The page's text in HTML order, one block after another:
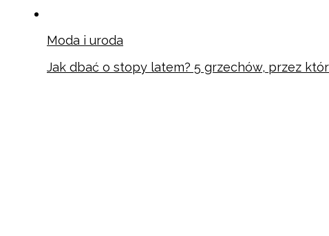
Moda i uroda
Jak dbać o stopy latem? 5 grzechów, przez